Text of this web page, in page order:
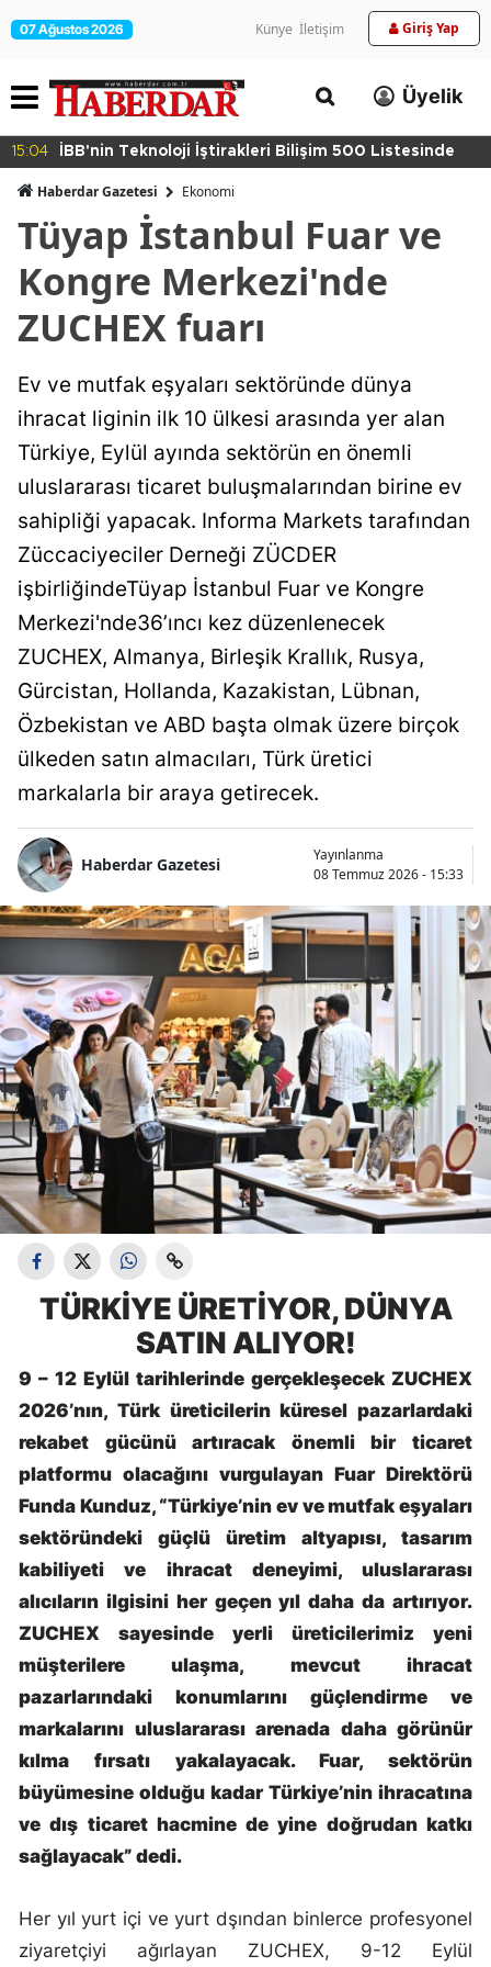
07 Ağustos 2026 Künye İletişim Giriş Yap
Üyelik
15:04 İBB'nin Teknoloji İştirakleri Bilişim 500 Listesinde
Haberdar Gazetesi Ekonomi
Tüyap İstanbul Fuar ve
Kongre Merkezi'nde
ZUCHEX fuarı
Ev ve mutfak eşyaları sektöründe dünya
ihracat liginin ilk 10 ülkesi arasında yer alan
Türkiye, Eylül ayında sektörün en önemli
uluslararası ticaret buluşmalarından birine ev
sahipliği yapacak. Informa Markets tarafından
Züccaciyeciler Derneği ZÜCDER
işbirliğindeTüyap İstanbul Fuar ve Kongre
Merkezi'nde36’ıncı kez düzenlenecek
ZUCHEX, Almanya, Birleşik Krallık, Rusya,
Gürcistan, Hollanda, Kazakistan, Lübnan,
Özbekistan ve ABD başta olmak üzere birçok
ülkeden satın almacıları, Türk üretici
markalarla bir araya getirecek.
Haberdar Gazetesi
Yayınlanma
08 Temmuz 2026 - 15:33
TÜRKİYE ÜRETİYOR, DÜNYA
SATIN ALIYOR!
9 – 12 Eylül tarihlerinde gerçekleşecek ZUCHEX
2026’nın, Türk üreticilerin küresel pazarlardaki
rekabet gücünü artıracak önemli bir ticaret
platformu olacağını vurgulayan Fuar Direktörü
Funda Kunduz, “Türkiye’nin ev ve mutfak eşyaları
sektöründeki güçlü üretim altyapısı, tasarım
kabiliyeti ve ihracat deneyimi, uluslararası
alıcıların ilgisini her geçen yıl daha da artırıyor.
ZUCHEX sayesinde yerli üreticilerimiz yeni
müşterilere ulaşma, mevcut ihracat
pazarlarındaki konumlarını güçlendirme ve
markalarını uluslararası arenada daha görünür
kılma fırsatı yakalayacak. Fuar, sektörün
büyümesine olduğu kadar Türkiye’nin ihracatına
ve dış ticaret hacmine de yine doğrudan katkı
sağlayacak” dedi.
Her yıl yurt içi ve yurt dşından binlerce profesyonel
ziyaretçiyi ağırlayan ZUCHEX, 9-12 Eylül